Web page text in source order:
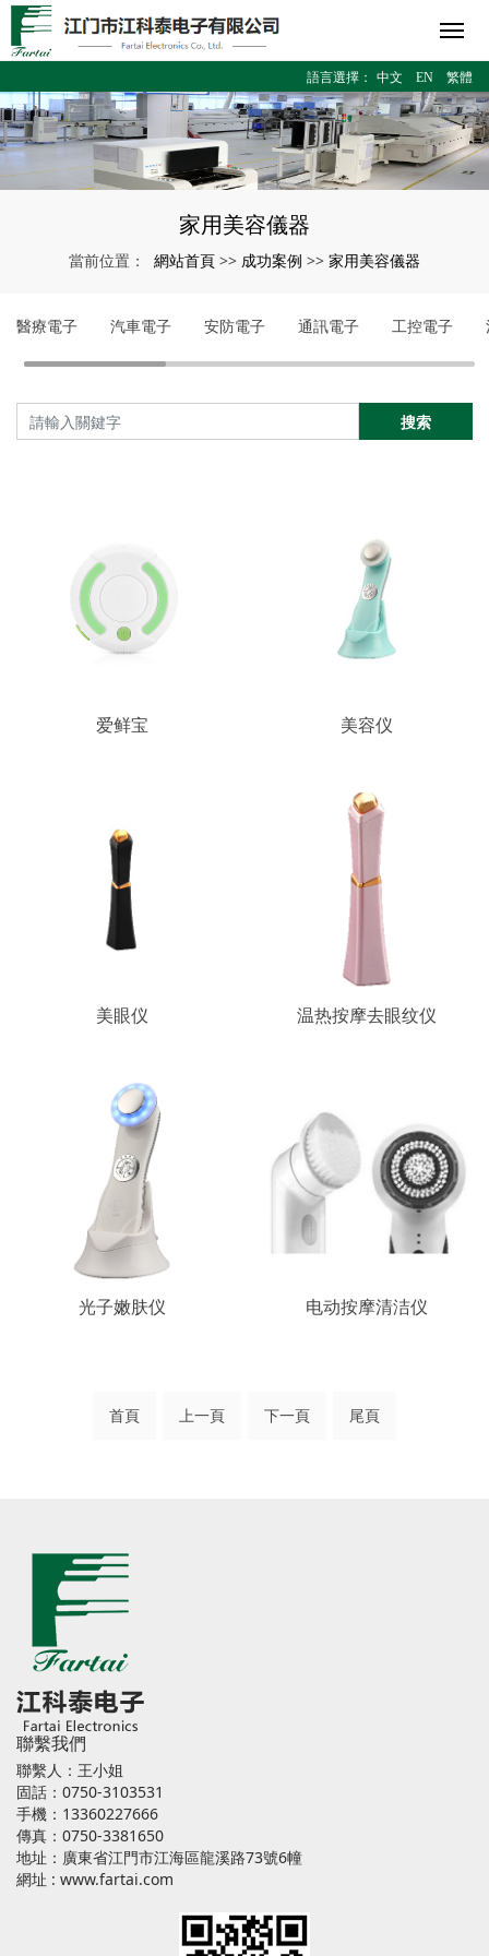
語言選擇： 中文 EN 繁體
家用美容儀器
當前位置： 網站首頁 >> 成功案例 >> 家用美容儀器
醫療電子 汽車電子 安防電子 通訊電子 工控電子
搜索
爱鲜宝 美容仪
美眼仪 温热按摩去眼纹仪
光子嫩肤仪 电动按摩清洁仪
首頁 上一頁 下一頁 尾頁
聯繫我們
聯繫人：王小姐
固話：0750-3103531
手機：13360227666
傳真：0750-3381650
地址：廣東省江門市江海區龍溪路73號6幢
網址 : www.fartai.com